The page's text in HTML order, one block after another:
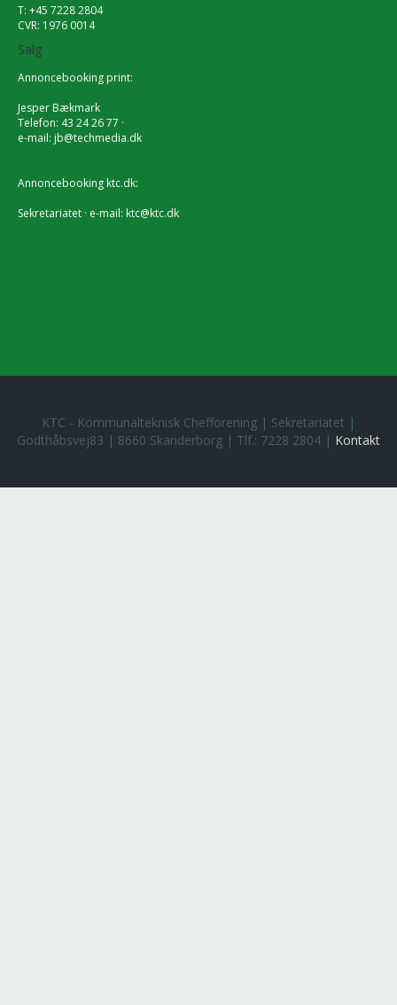
T: +45 7228 2804
CVR: 1976 0014
Salg
Annoncebooking print:
Jesper Bækmark
Telefon: 43 24 26 77 ·
e-mail: jb@techmedia.dk
Annoncebooking ktc.dk:
Sekretariatet · e-mail: ktc@ktc.dk
KTC - Kommunalteknisk Chefforening | Sekretariatet |
Godthåbsvej83 | 8660 Skanderborg | Tlf.: 7228 2804 | Kontakt